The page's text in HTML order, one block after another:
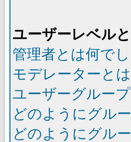
ユーザーレベル
管理者とは何で
モデレーターと
ユーザーグルー
どのようにグル
どのようにグル